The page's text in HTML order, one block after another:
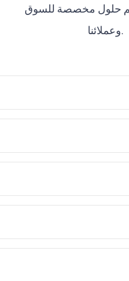
حلول مخصصة للسوق
وعملائنا.